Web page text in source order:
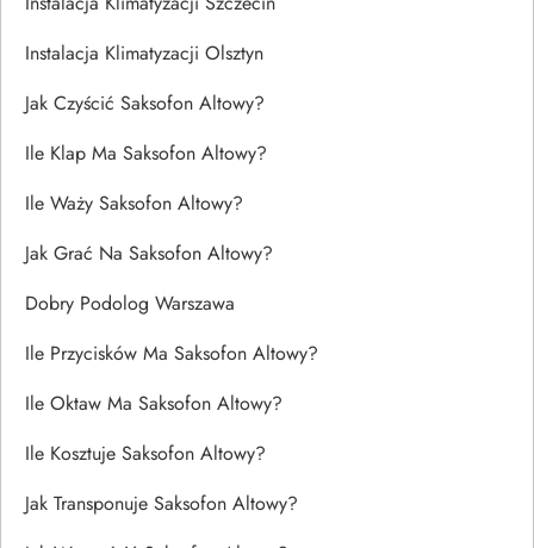
Instalacja Klimatyzacji Olsztyn
Jak Czyścić Saksofon Altowy?
Ile Klap Ma Saksofon Altowy?
Ile Waży Saksofon Altowy?
Jak Grać Na Saksofon Altowy?
Dobry Podolog Warszawa
Ile Przycisków Ma Saksofon Altowy?
Ile Oktaw Ma Saksofon Altowy?
Ile Kosztuje Saksofon Altowy?
Jak Transponuje Saksofon Altowy?